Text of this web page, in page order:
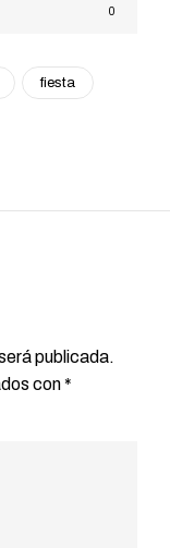
0
fiesta
publicada.
con*